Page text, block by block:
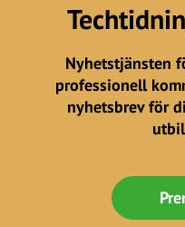
Nyhetstjänsten
professionell
nyhetsbrev för